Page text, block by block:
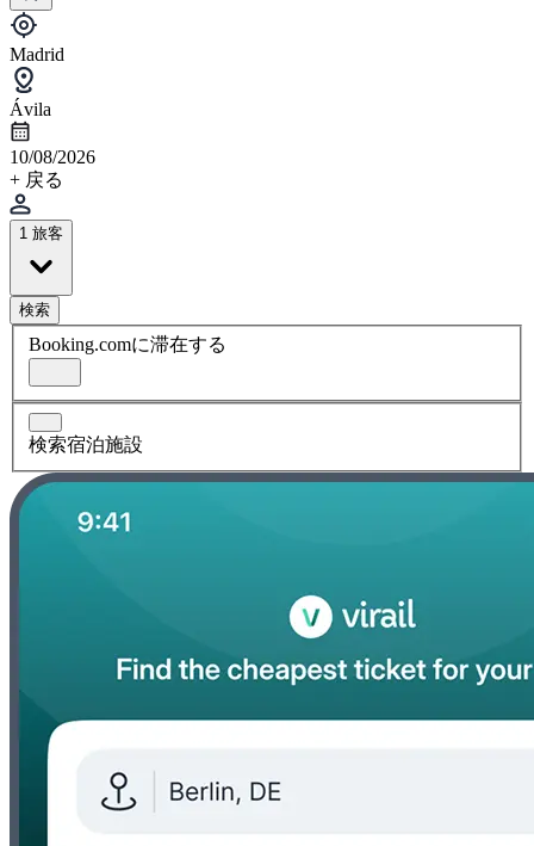
Madrid
Ávila
10/08/2026
+ 戻る
1 旅客
検索
Booking.comに滞在する
検索宿泊施設